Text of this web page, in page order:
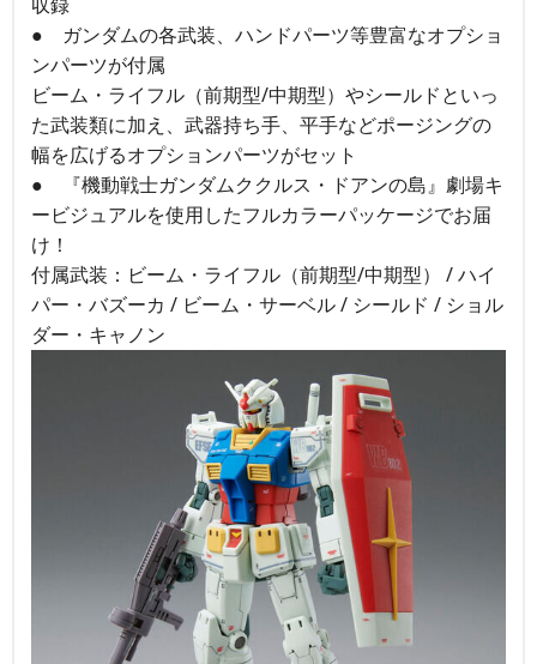
● ガンダムの各武装、ハンドパーツ等豊富なオプショ
ンパーツが付属
ビーム・ライフル（前期型/中期型）やシールドといっ
た武装類に加え、武器持ち手、平手などポージングの
幅を広げるオプションパーツがセット
● 『機動戦士ガンダムククルス・ドアンの島』劇場キ
ービジュアルを使用したフルカラーパッケージでお届
け！
付属武装：ビーム・ライフル（前期型/中期型） / ハイ
パー・バズーカ / ビーム・サーベル / シールド / ショル
ダー・キャノン